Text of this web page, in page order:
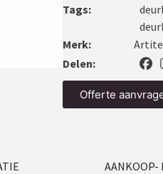
Tags:
Merk:
Delen:
Offerte
AANKOOP-